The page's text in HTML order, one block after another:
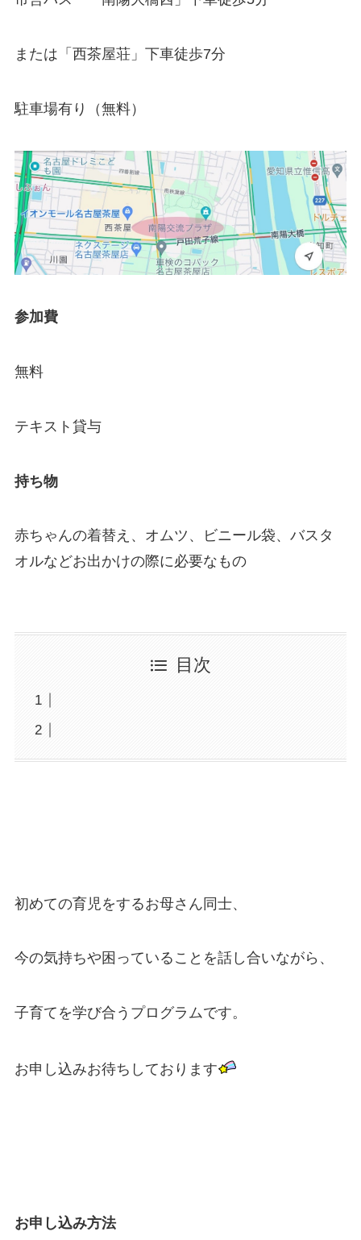
または「西茶屋荘」下車徒歩7分
駐車場有り（無料）
参加費
無料
テキスト貸与
持ち物
赤ちゃんの着替え、オムツ、ビニール袋、バスタ
オルなどお出かけの際に必要なもの
目次
初めての育児をするお母さん同士、
今の気持ちや困っていることを話し合いながら、
子育てを学び合うプログラムです。
お申し込みお待ちしております
お申し込み方法